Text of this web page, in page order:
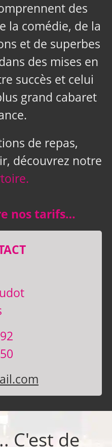
des
la comédie, de la
et de superbes
des mises en
succès et celui
grand cabaret
de repas,
découvrez notre
nos tarifs…
C'est de